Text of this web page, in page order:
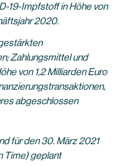
19-Impfstoff in Höhe von
2020.
Zahlungsmittel und
von 1,2 Milliarden Euro
abgeschlossen
für den 30. März 2021
Time) geplant